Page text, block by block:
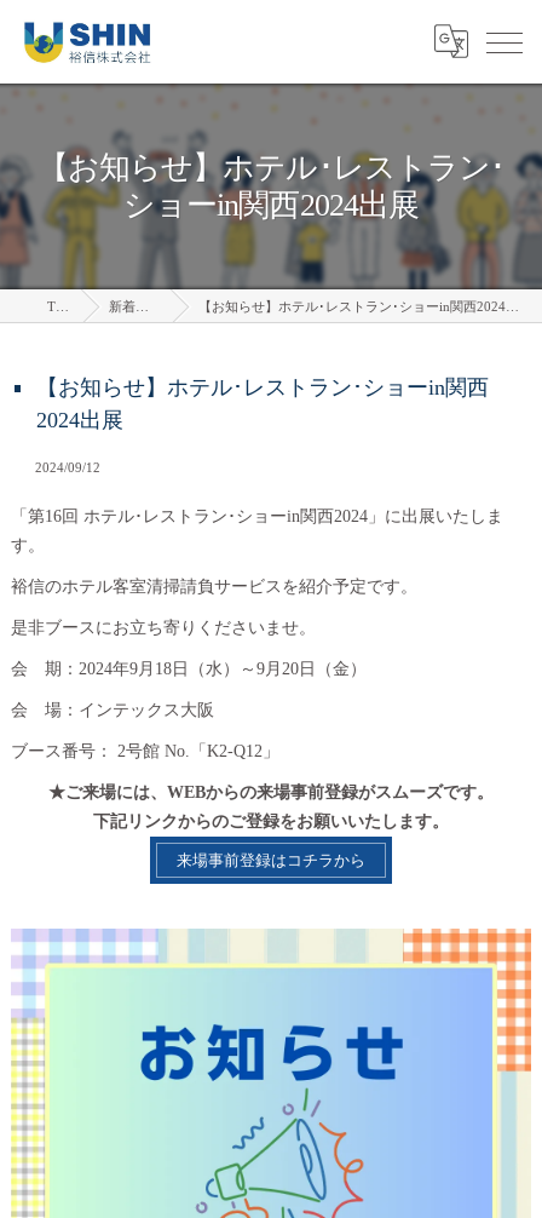
【お知らせ】ホテル･レストラン･
ショーin関西2024出展
TOP 新着情報 【お知らせ】ホテル･レストラン･ショーin関西2024出展
【お知らせ】ホテル･レストラン･ショーin関西
2024出展
2024/09/12
「第16回 ホテル･レストラン･ショーin関西2024」に出展いたしま
す。
裕信のホテル客室清掃請負サービスを紹介予定です。
是非ブースにお立ち寄りくださいませ。
会 期：2024年9月18日（水）～9月20日（金）
会 場：インテックス大阪
ブース番号： 2号館 No.「K2-Q12」
★ご来場には、WEBからの来場事前登録がスムーズです。
下記リンクからのご登録をお願いいたします。
来場事前登録はコチラから